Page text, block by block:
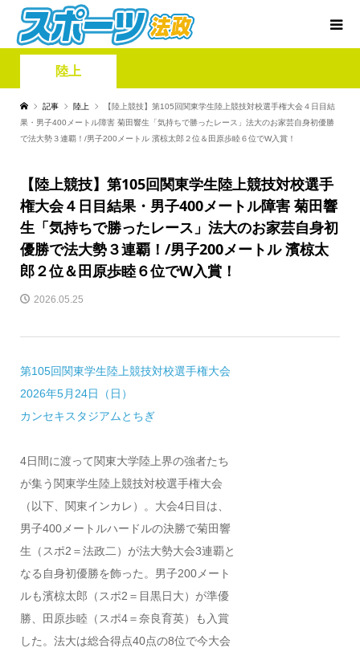
陸上
記事 陸上
【陸上競技】第105回関東学生陸上競技対校選手権大会４日目結
果・男子400メートル障害 菊田響生「気持ちで勝ったレース」法大のお家芸自身初優勝
で法大勢３連覇！/男子200メートル 濱椋太郎２位＆田原歩睦６位でW入賞！
【陸上競技】第105回関東学生陸上競技対校選手
権大会４日目結果・男子400メートル障害 菊田響
生「気持ちで勝ったレース」法大のお家芸自身初
優勝で法大勢３連覇！/男子200メートル 濱椋太
郎２位＆田原歩睦６位でW入賞！
2026.05.25
第105回関東学生陸上競技対校選手権大会
2026年5月24日（日）
カンセキスタジアムとちぎ
4日間に渡って関東大学陸上界の強者たち
が集う関東学生陸上競技対校選手権大会
（以下、関東インカレ）。大会4日目は、
男子400メートルハードルの決勝で菊田響
生（スポ2＝法政二）が法大勢大会3連覇と
なる自身初優勝を飾った。男子200メート
ルも濱椋太郎（スポ2＝目黒日大）が準優
勝、田原歩睦（スポ4＝奈良育英）も入賞
した。法大は総合得点40点の8位で今大会